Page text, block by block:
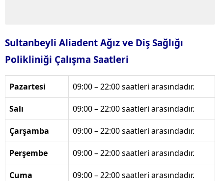
Sultanbeyli Aliadent Ağız ve Diş Sağlığı
Polikliniği Çalışma Saatleri
Pazartesi 09:00 – 22:00 saatleri arasındadır.
Salı 09:00 – 22:00 saatleri arasındadır.
Çarşamba 09:00 – 22:00 saatleri arasındadır.
Perşembe 09:00 – 22:00 saatleri arasındadır.
Cuma 09:00 – 22:00 saatleri arasındadır.